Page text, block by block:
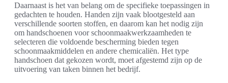
Daarnaast is het van belang om de specifieke toepassingen in
gedachten te houden. Handen zijn vaak blootgesteld aan
verschillende soorten stoffen, en daarom kan het nodig zijn
om handschoenen voor schoonmaakwerkzaamheden te
selecteren die voldoende bescherming bieden tegen
schoonmaakmiddelen en andere chemicaliën. Het type
handschoen dat gekozen wordt, moet afgestemd zijn op de
uitvoering van taken binnen het bedrijf.